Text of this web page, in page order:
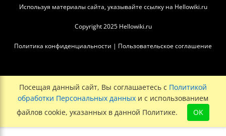
Используя материалы сайта, указывайте ссылку на Hellowiki.ru
Copyright 2025 Hellowiki.ru
Политика конфиденциальности | Пользовательское соглашение
Посещая данный сайт, Вы соглашаетесь с Политикой
обработки Персональных данных и с использованием
файлов cookie, указанных в данной Политике.
OK